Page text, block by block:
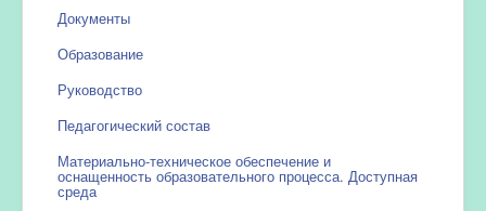
Документы
Образование
Руководство
Педагогический состав
Материально-техническое обеспечение и
оснащенность образовательного процесса. Доступная
среда